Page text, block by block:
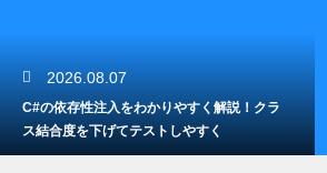
2026.08.07
C#の依存性注入をわかりやすく解説！クラ
ス結合度を下げてテストしやすく